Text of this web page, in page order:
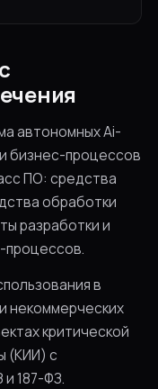
под любой
автономных Ai-
бизнес-процессов
ПО: средства
обработки
разработки и
процессов.
в
некоммерческих
критической
(КИИ) с
187-ФЗ.